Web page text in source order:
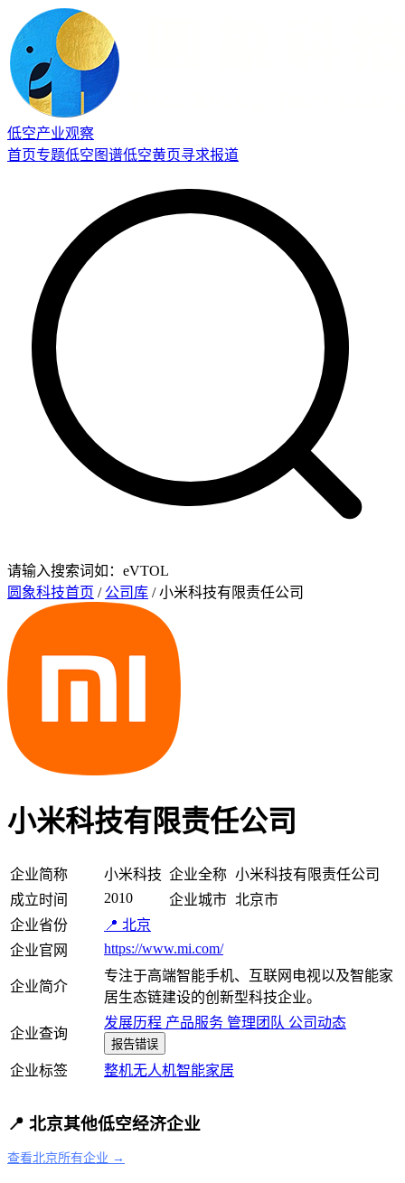
低空产业观察
首页专题低空图谱低空黄页寻求报道
请输入搜索词如：eVTOL
圆象科技首页 / 公司库 / 小米科技有限责任公司
小米科技有限责任公司
企业简称 小米科技 企业全称 小米科技有限责任公司
成立时间
2010 企业城市 北京市
企业省份
📍 北京
企业官网
https://www.mi.com/
企业简介
专注于高端智能手机、互联网电视以及智能家
居生态链建设的创新型科技企业。
企业查询
发展历程 产品服务 管理团队 公司动态
报告错误
企业标签 整机无人机智能家居
📍 北京其他低空经济企业
查看北京所有企业 →